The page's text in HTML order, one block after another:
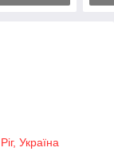
Україна